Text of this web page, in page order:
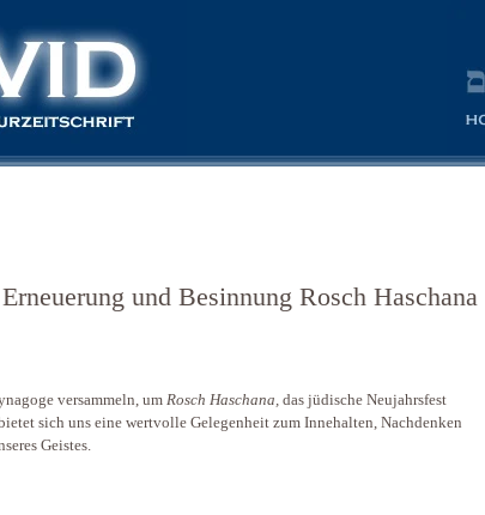
und Besinnung Rosch Haschana
versammeln, um Rosch Haschana, das jüdische Neujahrsfest
sich uns eine wertvolle Gelegenheit zum Innehalten, Nachdenken
Geistes.